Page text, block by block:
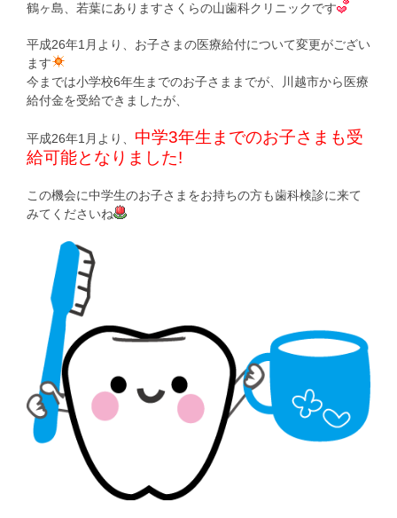
鶴ヶ島、若葉にありますさくらの山歯科クリニックです
平成26年1月より、お子さまの医療給付について変更がござい
ます
今までは小学校6年生までのお子さままでが、川越市から医療
給付金を受給できましたが、
平成26年1月より、 中学3年生までのお子さまも受
給可能となりました!
この機会に中学生のお子さまをお持ちの方も歯科検診に来て
みてくださいね